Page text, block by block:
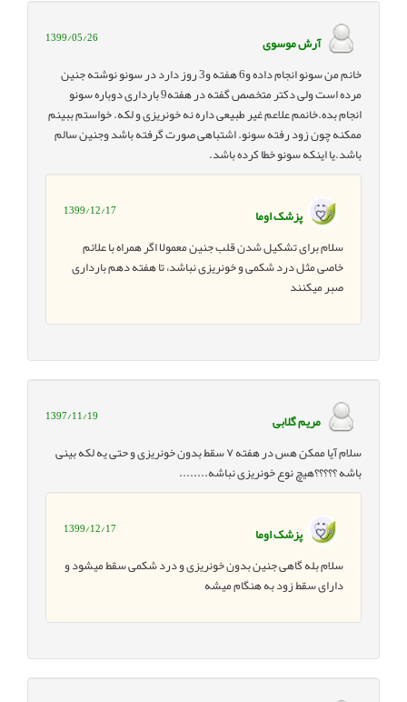
آرش موسوی 1399/05/26
خانم من سونو انجام داده و6 هفته و3 روز دارد در سونو نوشته جنین
مرده است ولی دکتر متخصص گفته در هفته9 بارداری دوباره سونو
انجام بده.خانمم علاعم غیر طبیعی داره نه خونریزی و لکه. خواستم ببینم
ممکنه چون زود رفته سونو. اشتباهی صورت گرفته باشد وجنین سالم
باشد.یا اینکه سونو خطا کرده باشد.
پزشک اوما 1399/12/17
سلام برای تشکیل شدن قلب جنین معمولا اگر همراه با علائم
خاصی مثل درد شکمی و خونریزی نباشد، تا هفته دهم بارداری
صبر میکنند
مریم گلابی 1397/11/19
سلام آیا ممکن هس در هفته ۷ سقط بدون خونریزی و حتی یه لکه بینی
باشه ؟؟؟؟؟هیچ نوع خونریزی نباشه........
پزشک اوما 1399/12/17
سلام بله گاهی جنین بدون خونریزی و درد شکمی سقط میشود و
دارای سقط زود به هنگام میشه